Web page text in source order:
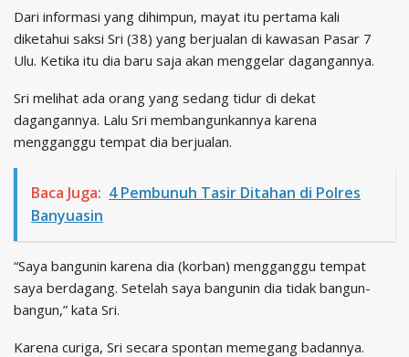
Dari informasi yang dihimpun, mayat itu pertama kali
diketahui saksi Sri (38) yang berjualan di kawasan Pasar 7
Ulu. Ketika itu dia baru saja akan menggelar dagangannya.
Sri melihat ada orang yang sedang tidur di dekat
dagangannya. Lalu Sri membangunkannya karena
mengganggu tempat dia berjualan.
Baca Juga: 4 Pembunuh Tasir Ditahan di Polres
Banyuasin
“Saya bangunin karena dia (korban) mengganggu tempat
saya berdagang. Setelah saya bangunin dia tidak bangun-
bangun,” kata Sri.
Karena curiga, Sri secara spontan memegang badannya.